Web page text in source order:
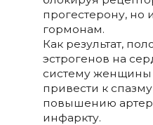
прогестерону, но
гормонам.
Как результат,
эстрогенов на
систему женщины
привести к
повышению
инфаркту.